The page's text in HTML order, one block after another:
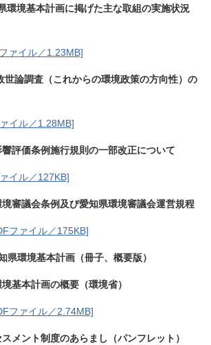
境基本計画に掲げた主な取組の実施状況
ァイル／1.23MB]
論調査（これからの環境政策の方向性）の
イル／1.28MB]
評価条例施行規則の一部改正について
イル／127KB]
審議会条例及び愛知県環境審議会運営規程
ファイル／175KB]
環境基本計画（冊子、概要版）
基本計画の概要（環境省）
ファイル／2.74MB]
メント制度のあらまし（パンフレット）